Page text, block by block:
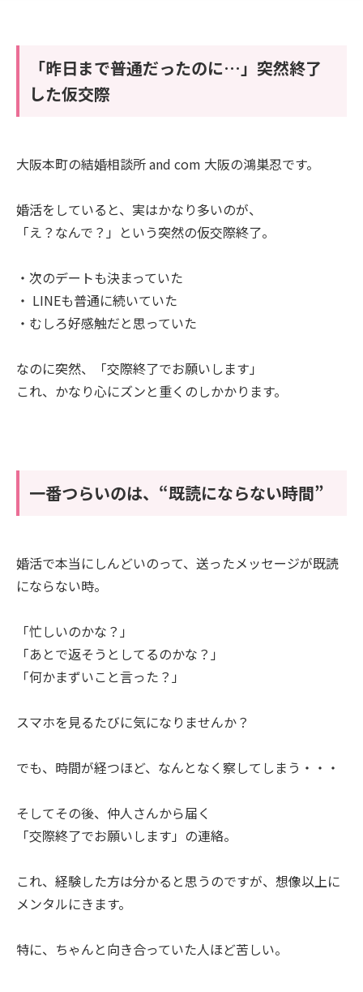
「昨日まで普通だったのに…」突然終了
した仮交際
大阪本町の結婚相談所 and com 大阪の鴻巣忍です。
婚活をしていると、実はかなり多いのが、
「え？なんで？」という突然の仮交際終了。
・次のデートも決まっていた
・ LINEも普通に続いていた
・むしろ好感触だと思っていた
なのに突然、「交際終了でお願いします」
これ、かなり心にズンと重くのしかかります。
一番つらいのは、“既読にならない時間”
婚活で本当にしんどいのって、送ったメッセージが既読
にならない時。
「忙しいのかな？」
「あとで返そうとしてるのかな？」
「何かまずいこと言った？」
スマホを見るたびに気になりませんか？
でも、時間が経つほど、なんとなく察してしまう・・・
そしてその後、仲人さんから届く
「交際終了でお願いします」の連絡。
これ、経験した方は分かると思うのですが、想像以上に
メンタルにきます。
特に、ちゃんと向き合っていた人ほど苦しい。